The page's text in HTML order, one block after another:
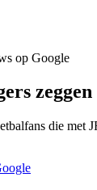
op Google
zeggen
die met